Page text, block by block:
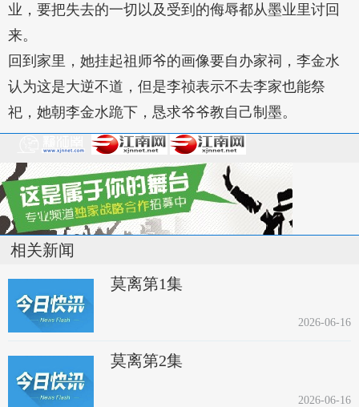
业，要把失去的一切以及受到的侮辱都从墨业里讨回
来。
回到家里，她挂起祖师爷的画像要自办家祠，李金水
认为这是大逆不道，但是李祯表示不去李家也能祭
祀，她朝李金水跪下，恳求爷爷教自己制墨。
相关新闻
莫离第1集
2026-06-16
莫离第2集
2026-06-16